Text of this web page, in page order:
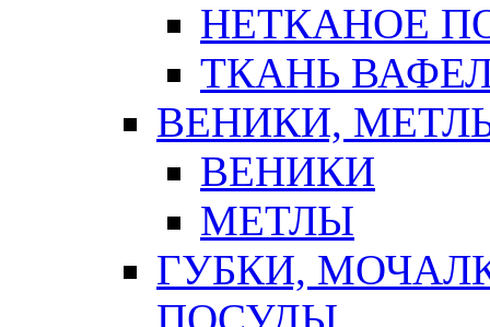
НЕТКАНОЕ
ТКАНЬ
ВЕНИКИ,
ВЕНИКИ
МЕТЛЫ
ГУБКИ,